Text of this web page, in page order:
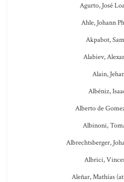
Agurto, José
Ahle, Johann
Akpabot,
Alabiev,
Alain,
Albéniz,
Alberto de
Albinoni,
Albrechtsberger,
Albrici,
Aleñar, Mathías